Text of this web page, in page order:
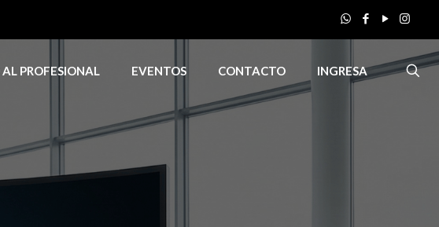
PROFESIONAL EVENTOS CONTACTO INGRESA